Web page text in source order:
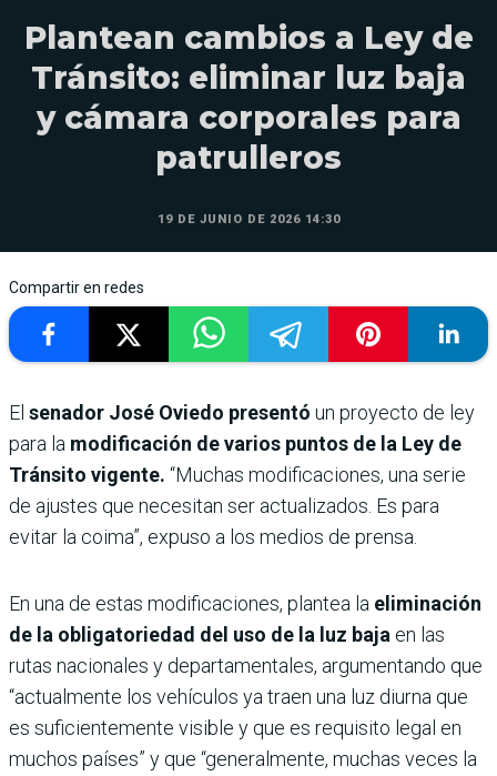
Plantean cambios a Ley de
Tránsito: eliminar luz baja
y cámara corporales para
patrulleros
19 DE JUNIO DE 2026 14:30
Compartir en redes
El senador José Oviedo presentó un proyecto de ley
para la modificación de varios puntos de la Ley de
Tránsito vigente. “Muchas modificaciones, una serie
de ajustes que necesitan ser actualizados. Es para
evitar la coima”, expuso a los medios de prensa.
En una de estas modificaciones, plantea la eliminación
de la obligatoriedad del uso de la luz baja en las
rutas nacionales y departamentales, argumentando que
“actualmente los vehículos ya traen una luz diurna que
es suficientemente visible y que es requisito legal en
muchos países” y que “generalmente, muchas veces la